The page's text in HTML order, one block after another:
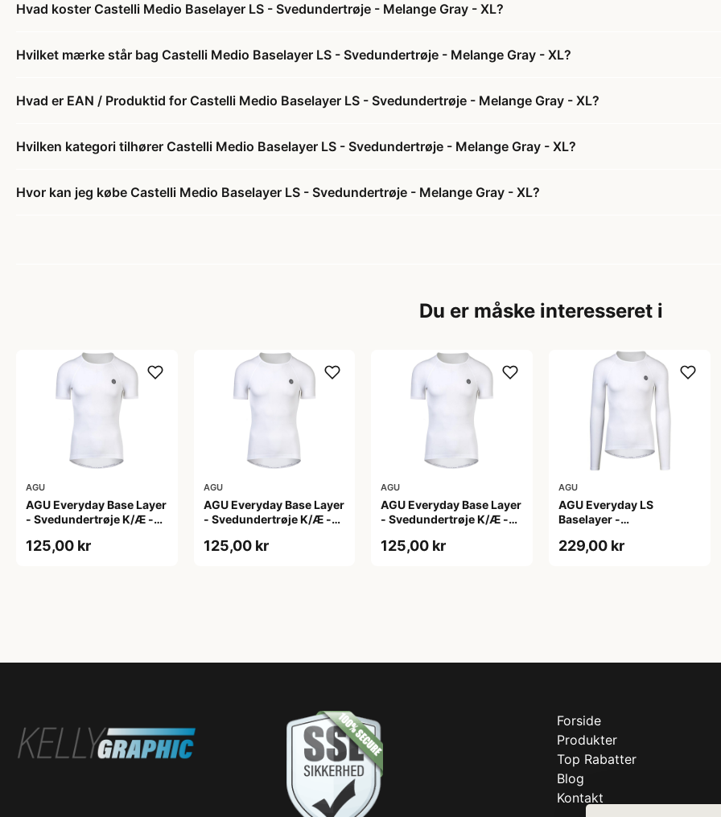
Hvad koster Castelli Medio Baselayer LS - Svedundertrøje - Melange Gray - XL?
Hvilket mærke står bag Castelli Medio Baselayer LS - Svedundertrøje - Melange Gray - XL?
Hvad er EAN / Produktid for Castelli Medio Baselayer LS - Svedundertrøje - Melange Gray - XL?
Hvilken kategori tilhører Castelli Medio Baselayer LS - Svedundertrøje - Melange Gray - XL?
Hvor kan jeg købe Castelli Medio Baselayer LS - Svedundertrøje - Melange Gray - XL?
Du er måske interesseret i
AGU
AGU Everyday Base Layer
- Svedundertrøje K/Æ -
125,00 kr
AGU
AGU Everyday Base Layer
- Svedundertrøje K/Æ -
125,00 kr
AGU
AGU Everyday Base Layer
- Svedundertrøje K/Æ -
125,00 kr
AGU
AGU Everyday LS
Baselayer -
Ærmer - Herre - Hvid -
229,00 kr
Forside
Produkter
Top Rabatter
Blog
Kontakt